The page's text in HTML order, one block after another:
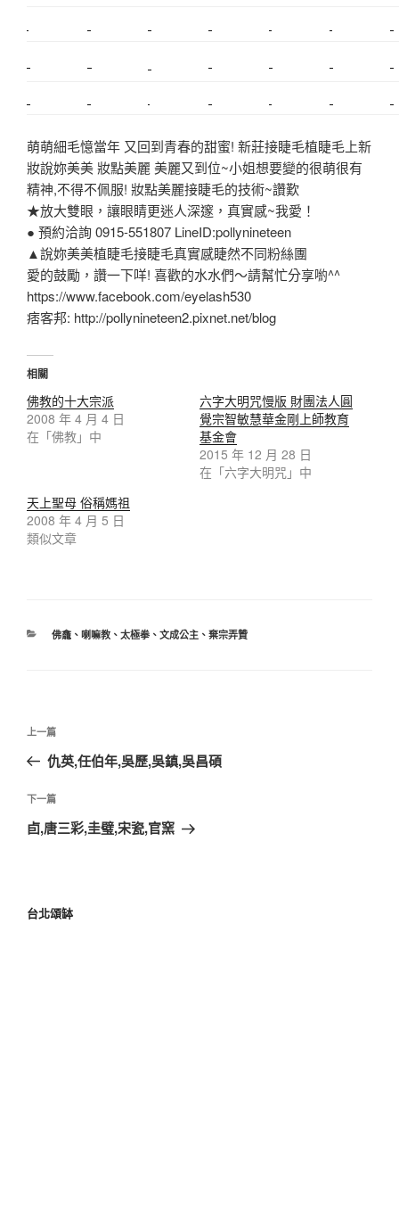
萌萌細毛憶當年 又回到青春的甜蜜! 新莊接睫毛植睫毛上新
妝說妳美美 妝點美麗 美麗又到位~小姐想要變的很萌很有
精神,不得不佩服! 妝點美麗接睫毛的技術~讚歎
★放大雙眼，讓眼睛更迷人深邃，真實感~我愛！
● 預約洽詢 0915-551807 LineID:pollynineteen
▲說妳美美植睫毛接睫毛真實感睫然不同粉絲團
愛的鼓勵，讚一下咩! 喜歡的水水們～請幫忙分享喲^^
https://www.facebook.com/eyelash530
痞客邦: http://pollynineteen2.pixnet.net/blog
相關
佛教的十大宗派
2008 年 4 月 4 日
在「佛教」中
六字大明咒慢版 財團法人圓
覺宗智敏慧華金剛上師教育
基金會
2015 年 12 月 28 日
在「六字大明咒」中
天上聖母 俗稱媽祖
2008 年 4 月 5 日
類似文章
佛龕、 喇嘛教、 太極拳、 文成公主、 棄宗弄贊
上一篇
仇英,任伯年,吳歷,吳鎮,吳昌碩
下一篇
卣,唐三彩,圭璧,宋瓷,官窯
台北頌缽